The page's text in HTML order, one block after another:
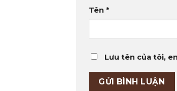
Tên *
Lưu tên của tôi,